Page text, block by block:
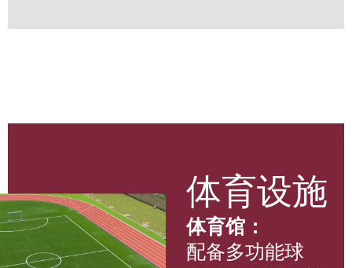
体育设施
体育馆：
配备多功能球